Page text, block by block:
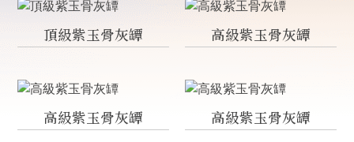
頂級紫玉骨灰罈 高級紫玉骨灰罈
高級紫玉骨灰罈 高級紫玉骨灰罈